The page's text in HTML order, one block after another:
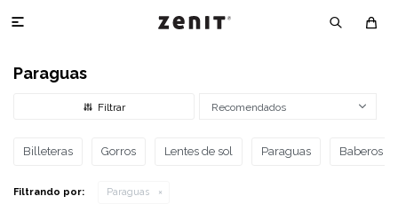

Paraguas
Recomendados
Billeteras Gorros Lentes de sol Paraguas Baberos
Filtrando por: Paraguas